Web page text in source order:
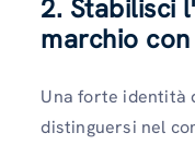
2. Stabilisci
marchio
Una forte identità
distinguersi nel